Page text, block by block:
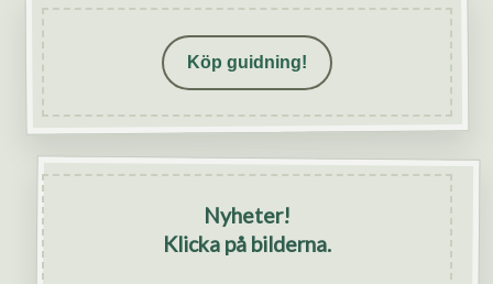
Köp guidning!
Nyheter!
Klicka på bilderna.